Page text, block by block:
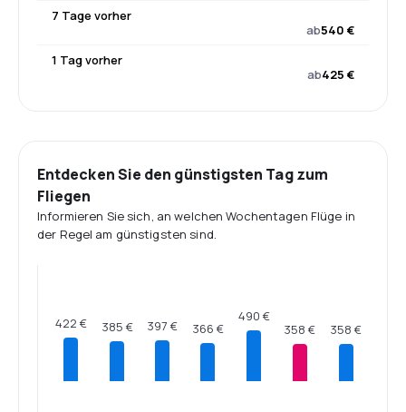
7 Tage vorher
ab540 €
1 Tag vorher
ab425 €
Entdecken Sie den günstigsten Tag zum
Fliegen
Informieren Sie sich, an welchen Wochentagen Flüge in
der Regel am günstigsten sind.
422 € 385 € 397 € 366 €
490 €
358 €
358 €